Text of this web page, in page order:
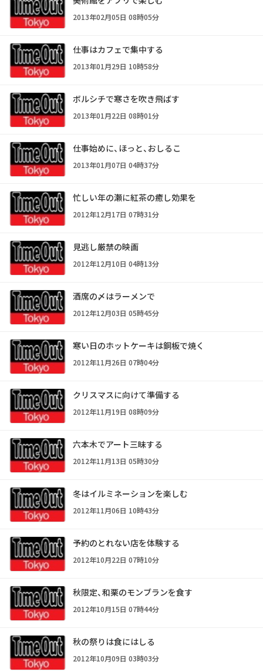
2013年02月05日 08時05分
仕事はカフェで集中する
2013年01月29日 10時58分
ボルシチで寒さを吹き飛ばす
2013年01月22日 08時01分
仕事始めに、ほっと、おしるこ
2013年01月07日 04時37分
忙しい年の瀬に紅茶の癒し効果を
2012年12月17日 07時31分
見逃し厳禁の映画
2012年12月10日 04時13分
酒席の〆はラーメンで
2012年12月03日 05時45分
寒い日のホットケーキは銅板で焼く
2012年11月26日 07時04分
クリスマスに向けて準備する
2012年11月19日 08時09分
六本木でアート三昧する
2012年11月13日 05時30分
冬はイルミネーションを楽しむ
2012年11月06日 10時43分
予約のとれない店を体験する
2012年10月22日 07時10分
秋限定、和栗のモンブランを食す
2012年10月15日 07時44分
秋の祭りは食にはしる
2012年10月09日 03時03分